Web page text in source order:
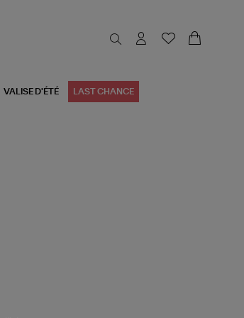
VALISE D'ÉTÉ LAST CHANCE